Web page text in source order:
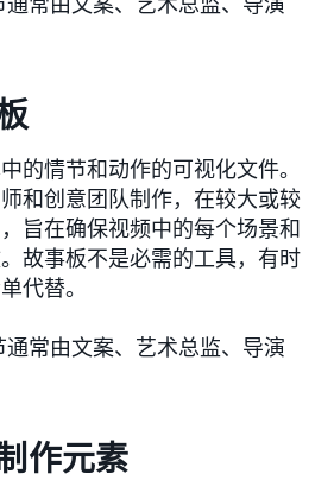
的情节和动作的可视化文件。
和创意团队制作，在较大或较
旨在确保视频中的每个场景和
故事板不是必需的工具，有时
代替。
通常由文案、艺术总监、导演
作元素